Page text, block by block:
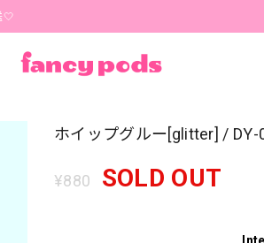
ホイップグルー[glitter] /
¥880 SOLD OUT